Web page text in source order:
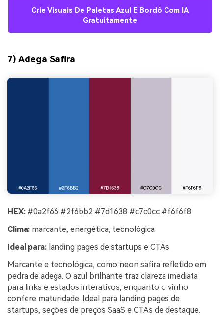
Crie Visuais De Paletas Azul E Bordô Com IA
Gratuitamente
7) Adega Safira
HEX: #0a2f66 #2f6bb2 #7d1638 #c7c0cc #f6f6f8
Clima: marcante, energética, tecnológica
Ideal para: landing pages de startups e CTAs
Marcante e tecnológica, como neon safira refletido em
pedra de adega. O azul brilhante traz clareza imediata
para links e estados interativos, enquanto o vinho
confere maturidade. Ideal para landing pages de
startups, seções de preços SaaS e CTAs de destaque.